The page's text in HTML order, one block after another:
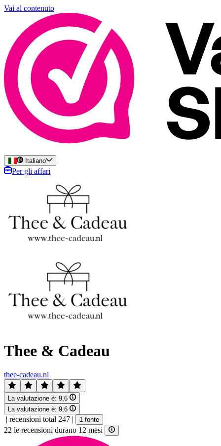
Vai al contenuto
Italiano
Per gli affari
Thee & Cadeau
thee-cadeau.nl
La valutazione è: 9,6
La valutazione è: 9,6
| recensioni total 247 | 1 fonte
22 le recensioni durano 12 mesi